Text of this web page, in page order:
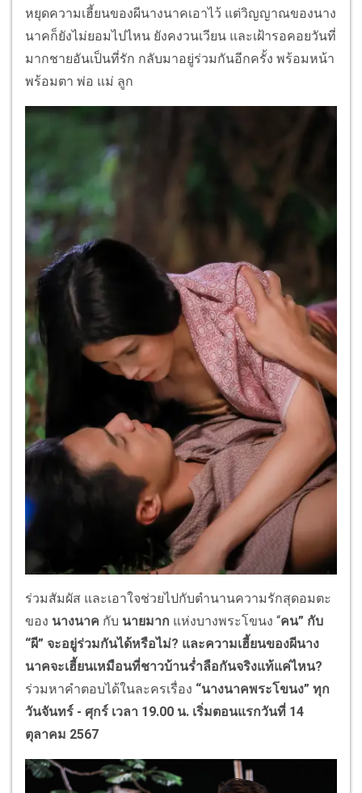
หยุดความเฮี้ยนของผีนางนาคเอาไว้ แต่วิญญาณของนาง
นาคก็ยังไม่ยอมไปไหน ยังคงวนเวียน และเฝ้ารอคอยวันที่
มากชายอันเป็นที่รัก กลับมาอยู่ร่วมกันอีกครั้ง พร้อมหน้า
พร้อมตา พ่อ แม่ ลูก
ร่วมสัมผัส และเอาใจช่วยไปกับตำนานความรักสุดอมตะ
ของ นางนาค กับ นายมาก แห่งบางพระโขนง “คน” กับ
“ผี” จะอยู่ร่วมกันได้หรือไม่? และความเฮี้ยนของผีนาง
นาคจะเฮี้ยนเหมือนที่ชาวบ้านร่ำลือกันจริงแท้แค่ไหน?
ร่วมหาคำตอบได้ในละครเรื่อง “นางนาคพระโขนง” ทุก
วันจันทร์ - ศุกร์ เวลา 19.00 น. เริ่มตอนแรกวันที่ 14
ตุลาคม 2567